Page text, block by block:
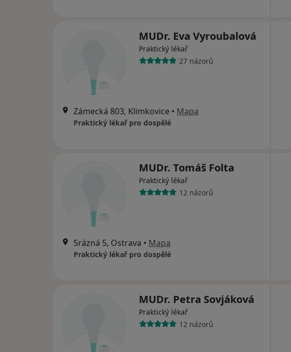
MUDr. Eva Vyroubalová
Praktický lékař
27 názorů
Zámecká 803, Klimkovice • Mapa
Praktický lékař pro dospělé
MUDr. Tomáš Folta
Praktický lékař
12 názorů
Srázná 5, Ostrava • Mapa
Praktický lékař pro dospělé
MUDr. Petra Sovjáková
Praktický lékař
12 názorů